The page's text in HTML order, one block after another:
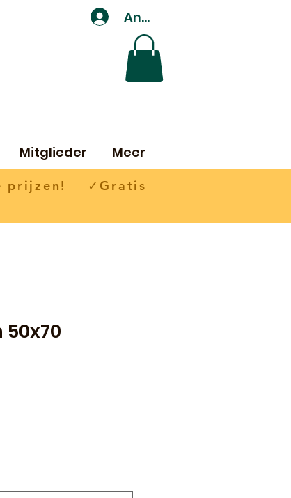
Anmelden
Mitglieder Meer
prijzen! ✓Gratis